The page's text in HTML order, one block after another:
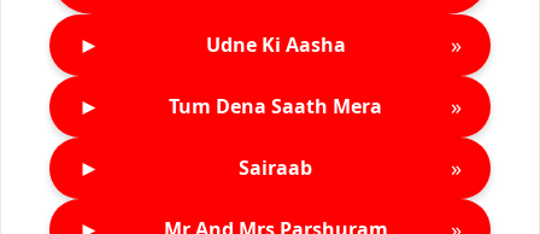
► Udne Ki Aasha »
► Tum Dena Saath Mera »
► Sairaab »